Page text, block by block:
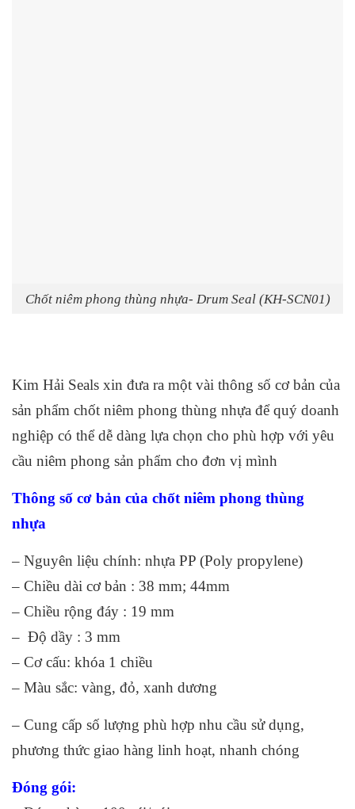
Chốt niêm phong thùng nhựa- Drum Seal (KH-SCN01)
Kim Hải Seals xin đưa ra một vài thông số cơ bản của
sản phẩm chốt niêm phong thùng nhựa để quý doanh
nghiệp có thể dễ dàng lựa chọn cho phù hợp với yêu
cầu niêm phong sản phẩm cho đơn vị mình
Thông số cơ bản của chốt niêm phong thùng
nhựa
– Nguyên liệu chính: nhựa PP (Poly propylene)
– Chiều dài cơ bản : 38 mm; 44mm
– Chiều rộng đáy : 19 mm
– Độ dầy : 3 mm
– Cơ cấu: khóa 1 chiều
– Màu sắc: vàng, đỏ, xanh dương
– Cung cấp số lượng phù hợp nhu cầu sử dụng,
phương thức giao hàng linh hoạt, nhanh chóng
Đóng gói: